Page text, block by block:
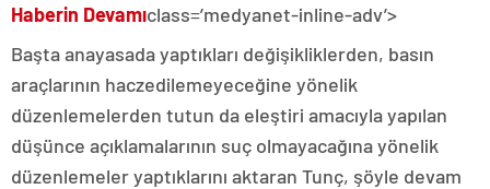
Haberin Devamıclass=’medyanet-inline-adv’>
Başta anayasada yaptıkları değişikliklerden, basın
araçlarının haczedilemeyeceğine yönelik
düzenlemelerden tutun da eleştiri amacıyla yapılan
düşünce açıklamalarının suç olmayacağına yönelik
düzenlemeler yaptıklarını aktaran Tunç, şöyle devam